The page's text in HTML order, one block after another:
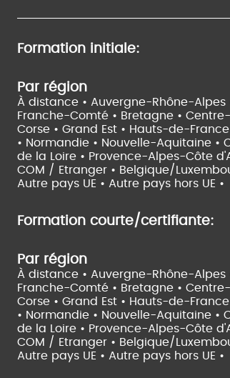
Formation initiale:
Par région
À distance • Auvergne-Rhône-Alpes
Franche-Comté • Bretagne •
Corse • Grand Est • Hauts-de-France
• Normandie • Nouvelle-Aquitaine •
de la Loire • Provence-Alpes-Côte
COM / Etranger • Belgique/
Autre pays UE • Autre pays hors UE •
Formation courte/certifiante:
Par région
À distance • Auvergne-Rhône-Alpes
Franche-Comté • Bretagne •
Corse • Grand Est • Hauts-de-France
• Normandie • Nouvelle-Aquitaine •
de la Loire • Provence-Alpes-Côte
COM / Etranger • Belgique/
Autre pays UE • Autre pays hors UE •